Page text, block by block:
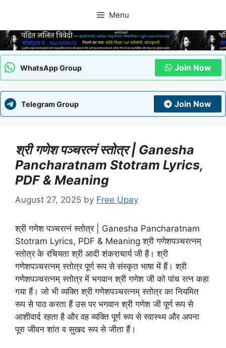
content
Menu
WhatsApp Group Join Now
Telegram Group Join Now
श्री गणेश पञ्चरत्नं स्तोत्र | Ganesha
Pancharatnam Stotram Lyrics,
PDF & Meaning
August 27, 2025 by Free Upay
श्री गणेश पञ्चरत्नं स्तोत्र | Ganesha Pancharatnam
Stotram Lyrics, PDF & Meaning श्री गणेशपञ्चरत्नम्
स्तोत्र के रचियता श्री आदी शंकराचार्य जी हैं। श्री
गणेशपञ्चरत्नम् स्तोत्र पूर्ण रूप से संस्कृत भाषा में हैं। श्री
गणेशपञ्चरत्नम् स्तोत्र में भगवान श्री गणेश जी को पांच रत्न कहा
गया हैं। जो भी व्यक्ति श्री गणेशपञ्चरत्नम् स्तोत्र का नियमित
रूप से पाठ करता हैं उस पर भगवान श्री गणेश जी पूर्ण रूप से
आशीवार्द रहता है और वह व्यक्ति पूर्ण रूप से स्वास्थ्य और अपना
पूरा जीवन शांत व सुखद रूप से जीता हैं।